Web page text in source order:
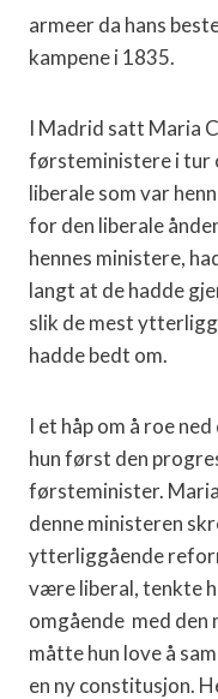
armeer da hans
kampene i 1835.
I Madrid satt Maria
førsteministere i tur
liberale som var
for den liberale
hennes ministere,
langt at de hadde
slik de mest
hadde bedt om.
I et håp om å roe
hun først den
førsteminister.
denne ministeren
ytterliggående
være liberal, tenkte
omgående med den
måtte hun love å
en ny constitusjon.